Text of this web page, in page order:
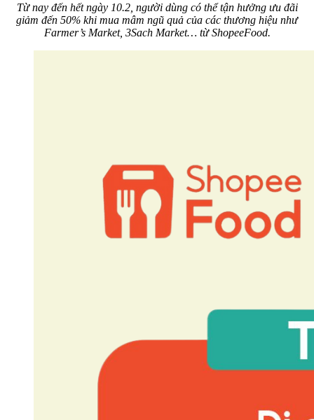
Từ nay đến hết ngày 10.2, người dùng có thể tận hưởng ưu đãi
giảm đến 50% khi mua mâm ngũ quả của các thương hiệu như
Farmer’s Market, 3Sach Market… từ ShopeeFood.